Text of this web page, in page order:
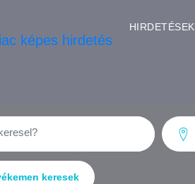
HIRDETÉSEK
keresek